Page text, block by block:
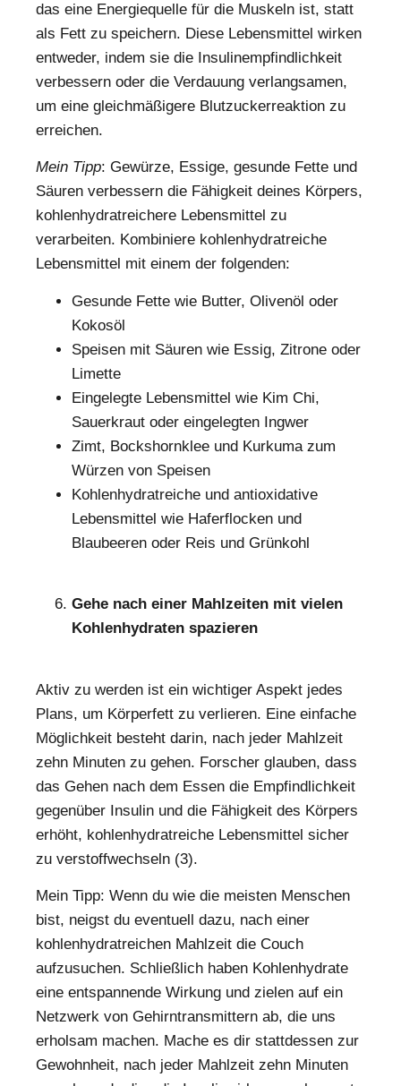
das eine Energiequelle für die Muskeln ist, statt
als Fett zu speichern. Diese Lebensmittel wirken
entweder, indem sie die Insulinempfindlichkeit
verbessern oder die Verdauung verlangsamen,
um eine gleichmäßigere Blutzuckerreaktion zu
erreichen.
Mein Tipp: Gewürze, Essige, gesunde Fette und
Säuren verbessern die Fähigkeit deines Körpers,
kohlenhydratreichere Lebensmittel zu
verarbeiten. Kombiniere kohlenhydratreiche
Lebensmittel mit einem der folgenden:
Gesunde Fette wie Butter, Olivenöl oder
Kokosöl
Speisen mit Säuren wie Essig, Zitrone oder
Limette
Eingelegte Lebensmittel wie Kim Chi,
Sauerkraut oder eingelegten Ingwer
Zimt, Bockshornklee und Kurkuma zum
Würzen von Speisen
Kohlenhydratreiche und antioxidative
Lebensmittel wie Haferflocken und
Blaubeeren oder Reis und Grünkohl
Gehe nach einer Mahlzeiten mit vielen
Kohlenhydraten spazieren
Aktiv zu werden ist ein wichtiger Aspekt jedes
Plans, um Körperfett zu verlieren. Eine einfache
Möglichkeit besteht darin, nach jeder Mahlzeit
zehn Minuten zu gehen. Forscher glauben, dass
das Gehen nach dem Essen die Empfindlichkeit
gegenüber Insulin und die Fähigkeit des Körpers
erhöht, kohlenhydratreiche Lebensmittel sicher
zu verstoffwechseln (3).
Mein Tipp: Wenn du wie die meisten Menschen
bist, neigst du eventuell dazu, nach einer
kohlenhydratreichen Mahlzeit die Couch
aufzusuchen. Schließlich haben Kohlenhydrate
eine entspannende Wirkung und zielen auf ein
Netzwerk von Gehirntransmittern ab, die uns
erholsam machen. Mache es dir stattdessen zur
Gewohnheit, nach jeder Mahlzeit zehn Minuten